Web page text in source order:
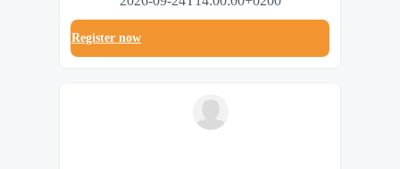
Register now